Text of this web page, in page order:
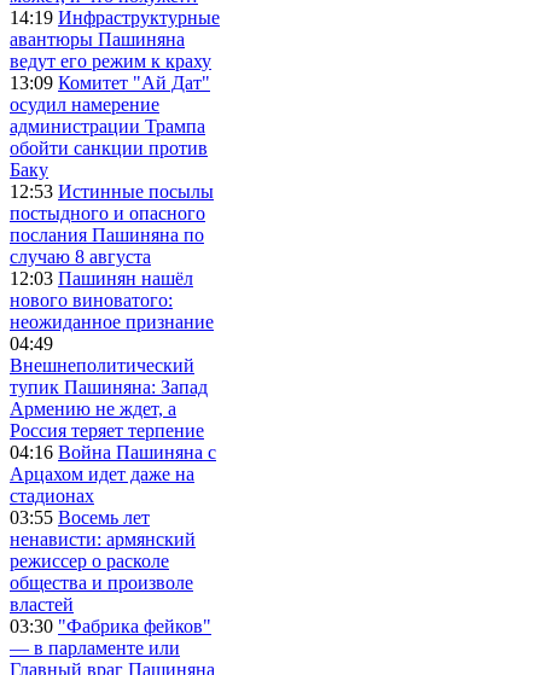
14:19 Инфраструктурные
авантюры Пашиняна
ведут его режим к краху
13:09 Комитет "Ай Дат"
осудил намерение
администрации Трампа
обойти санкции против
Баку
12:53 Истинные посылы
постыдного и опасного
послания Пашиняна по
случаю 8 августа
12:03 Пашинян нашёл
нового виноватого:
неожиданное признание
04:49
Внешнеполитический
тупик Пашиняна: Запад
Армению не ждет, а
Россия теряет терпение
04:16 Война Пашиняна с
Арцахом идет даже на
стадионах
03:55 Восемь лет
ненависти: армянский
режиссер о расколе
общества и произволе
властей
03:30 "Фабрика фейков"
— в парламенте или
Главный враг Пашиняна